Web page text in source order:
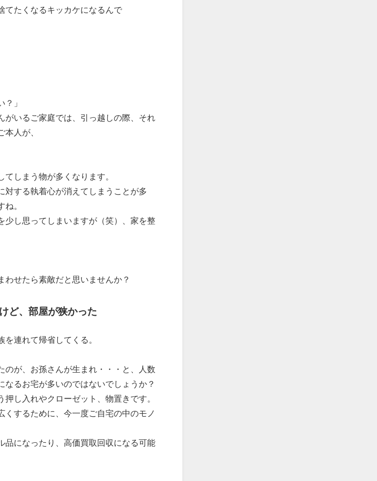
てたくなるキッカケになるんで
？」
いるご家庭では、引っ越しの際、それ
本人が、
しまう物が多くなります。
対する執着心が消えてしまうことが多
ね。
少し思ってしまいますが（笑）、家を整
わせたら素敵だと思いませんか？
ど、部屋が狭かった
連れて帰省してくる。
のが、お孫さんが生まれ・・・と、人数
るお宅が多いのではないでしょうか？
し入れやクローゼット、物置きです。
くするために、今一度ご自宅の中のモノ
品になったり、高価買取回収になる可能